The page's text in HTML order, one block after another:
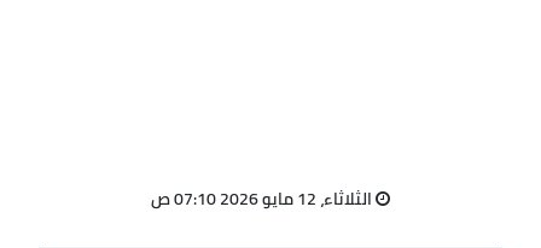
الثلاثاء، 12 مايو 2026 07:10 ص